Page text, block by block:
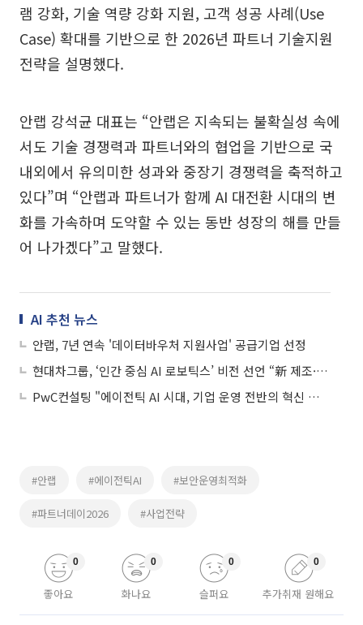
램 강화, 기술 역량 강화 지원, 고객 성공 사례(Use
Case) 확대를 기반으로 한 2026년 파트너 기술지원
전략을 설명했다.
안랩 강석균 대표는 “안랩은 지속되는 불확실성 속에
서도 기술 경쟁력과 파트너와의 협업을 기반으로 국
내외에서 유의미한 성과와 중장기 경쟁력을 축적하고
있다”며 “안랩과 파트너가 함께 AI 대전환 시대의 변
화를 가속하며 도약할 수 있는 동반 성장의 해를 만들
어 나가겠다”고 말했다.
AI 추천 뉴스
안랩, 7년 연속 '데이터바우처 지원사업' 공급기업 선정
현대차그룹, ‘인간 중심 AI 로보틱스’ 비전 선언 “新 제조·물류 본격화”
PwC컨설팅 "에이전틱 AI 시대, 기업 운영 전반의 혁신 필수"
#안랩 #에이전틱AI #보안운영최적화
#파트너데이2026 #사업전략
좋아요
0
화나요
0
슬퍼요
0
추가취재 원해요
0